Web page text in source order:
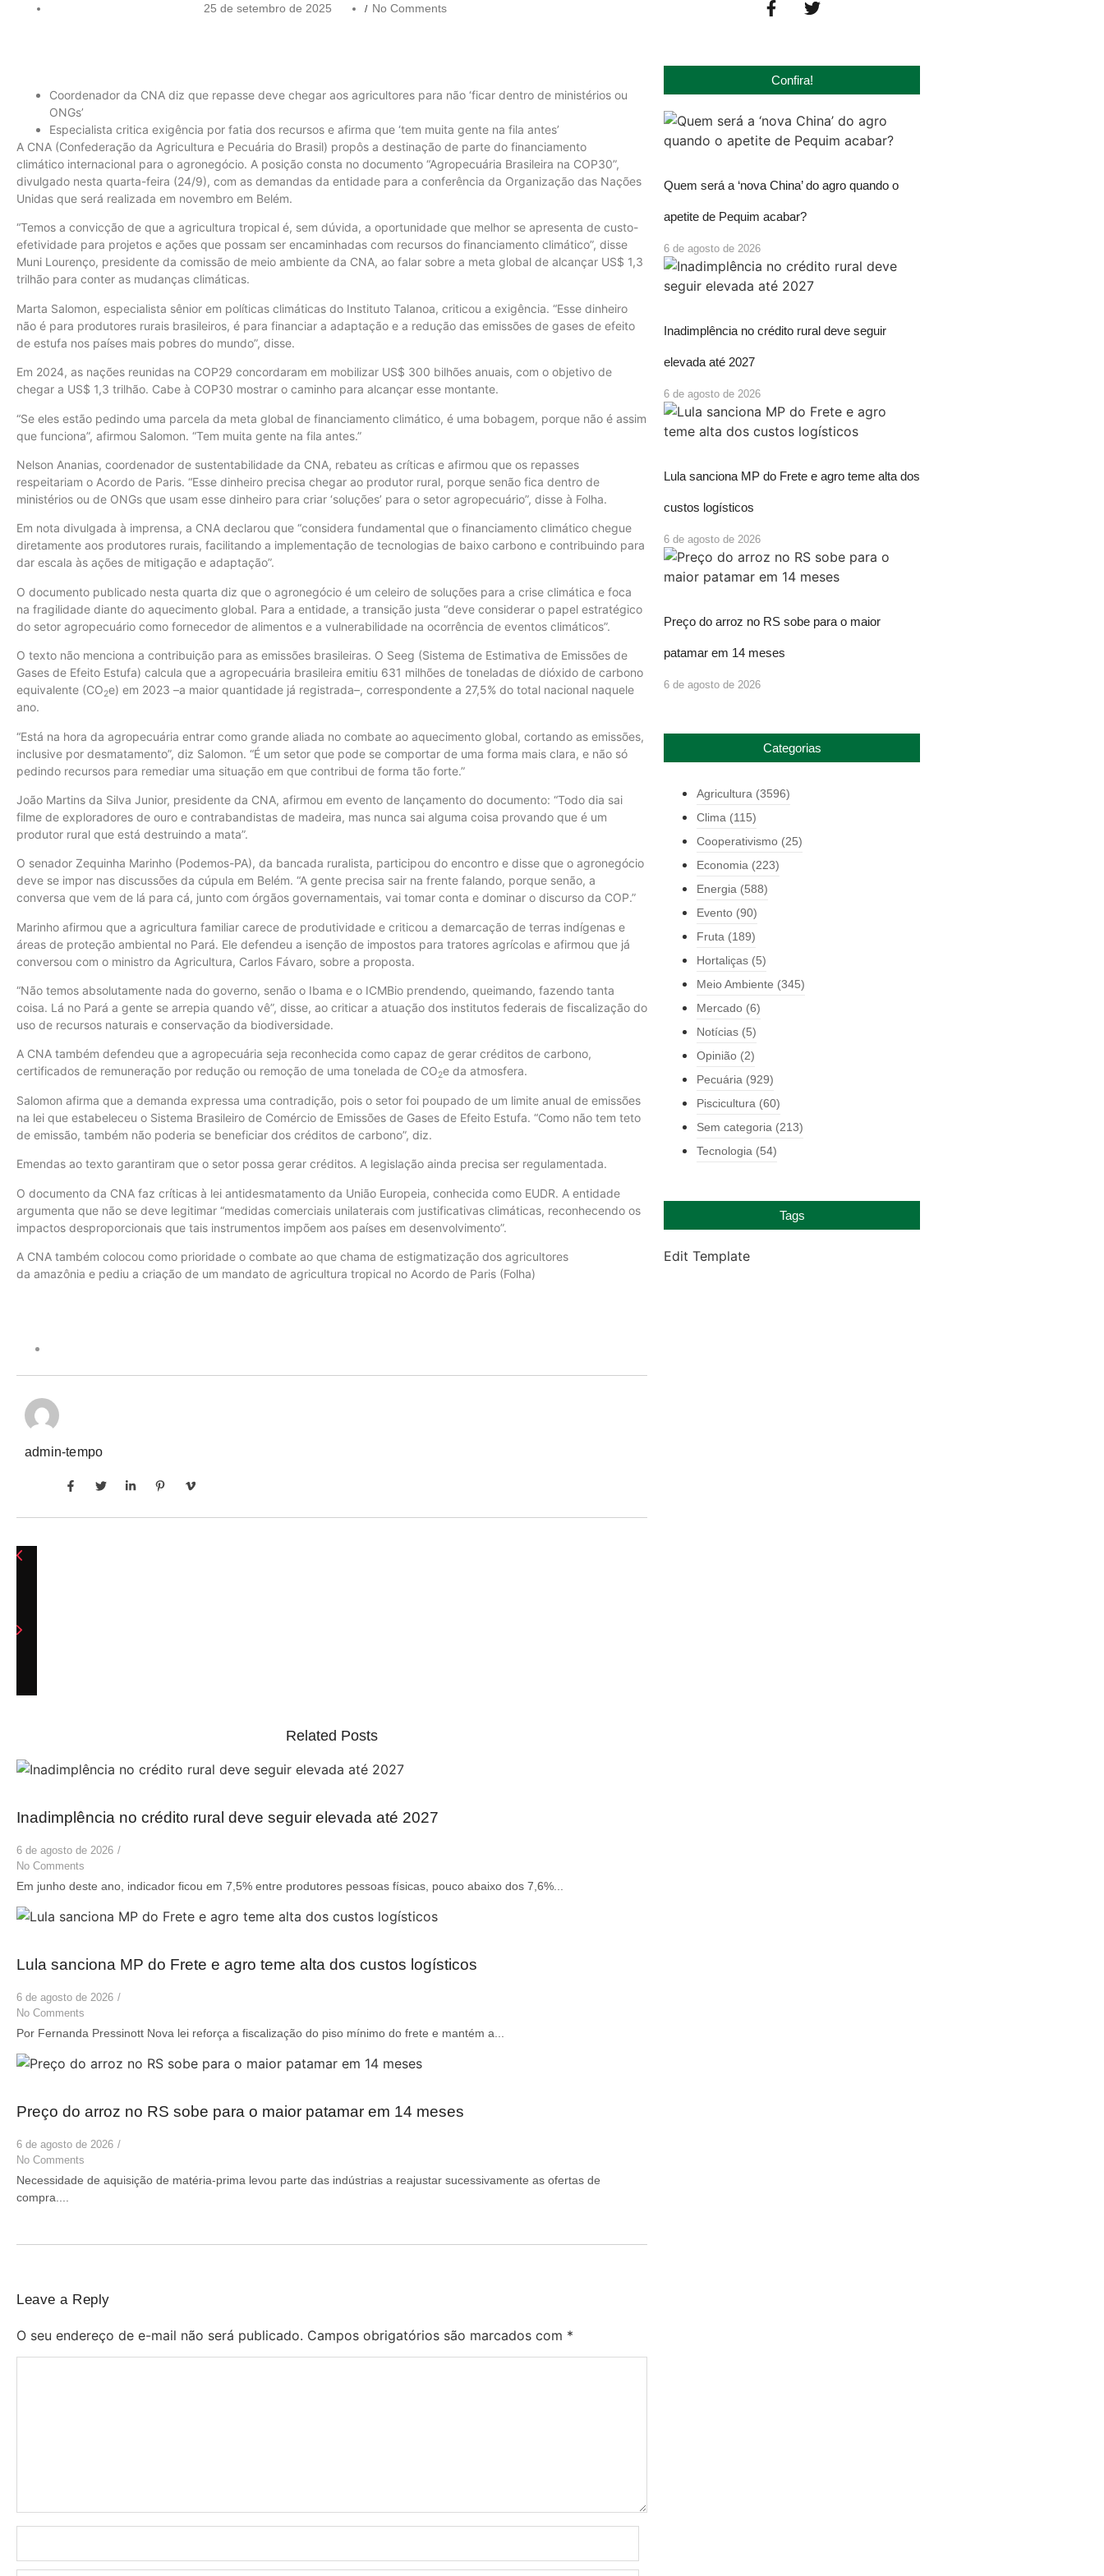
25 de setembro de 2025 / No Comments
Coordenador da CNA diz que repasse deve chegar aos agricultores para não ‘ficar dentro de ministérios ou
ONGs’
Especialista critica exigência por fatia dos recursos e afirma que ‘tem muita gente na fila antes’
A CNA (Confederação da Agricultura e Pecuária do Brasil) propôs a destinação de parte do financiamento
climático internacional para o agronegócio. A posição consta no documento “Agropecuária Brasileira na COP30”,
divulgado nesta quarta-feira (24/9), com as demandas da entidade para a conferência da Organização das Nações
Unidas que será realizada em novembro em Belém.
“Temos a convicção de que a agricultura tropical é, sem dúvida, a oportunidade que melhor se apresenta de custo-
efetividade para projetos e ações que possam ser encaminhadas com recursos do financiamento climático”, disse
Muni Lourenço, presidente da comissão de meio ambiente da CNA, ao falar sobre a meta global de alcançar US$ 1,3
trilhão para conter as mudanças climáticas.
Marta Salomon, especialista sênior em políticas climáticas do Instituto Talanoa, criticou a exigência. “Esse dinheiro
não é para produtores rurais brasileiros, é para financiar a adaptação e a redução das emissões de gases de efeito
de estufa nos países mais pobres do mundo”, disse.
Em 2024, as nações reunidas na COP29 concordaram em mobilizar US$ 300 bilhões anuais, com o objetivo de
chegar a US$ 1,3 trilhão. Cabe à COP30 mostrar o caminho para alcançar esse montante.
“Se eles estão pedindo uma parcela da meta global de financiamento climático, é uma bobagem, porque não é assim
que funciona”, afirmou Salomon. “Tem muita gente na fila antes.”
Nelson Ananias, coordenador de sustentabilidade da CNA, rebateu as críticas e afirmou que os repasses
respeitariam o Acordo de Paris. “Esse dinheiro precisa chegar ao produtor rural, porque senão fica dentro de
ministérios ou de ONGs que usam esse dinheiro para criar ‘soluções’ para o setor agropecuário”, disse à Folha.
Em nota divulgada à imprensa, a CNA declarou que “considera fundamental que o financiamento climático chegue
diretamente aos produtores rurais, facilitando a implementação de tecnologias de baixo carbono e contribuindo para
dar escala às ações de mitigação e adaptação”.
O documento publicado nesta quarta diz que o agronegócio é um celeiro de soluções para a crise climática e foca
na fragilidade diante do aquecimento global. Para a entidade, a transição justa “deve considerar o papel estratégico
do setor agropecuário como fornecedor de alimentos e a vulnerabilidade na ocorrência de eventos climáticos”.
O texto não menciona a contribuição para as emissões brasileiras. O Seeg (Sistema de Estimativa de Emissões de
Gases de Efeito Estufa) calcula que a agropecuária brasileira emitiu 631 milhões de toneladas de dióxido de carbono
equivalente (CO2e) em 2023 –a maior quantidade já registrada–, correspondente a 27,5% do total nacional naquele
ano.
“Está na hora da agropecuária entrar como grande aliada no combate ao aquecimento global, cortando as emissões,
inclusive por desmatamento”, diz Salomon. “É um setor que pode se comportar de uma forma mais clara, e não só
pedindo recursos para remediar uma situação em que contribui de forma tão forte.”
João Martins da Silva Junior, presidente da CNA, afirmou em evento de lançamento do documento: “Todo dia sai
filme de exploradores de ouro e contrabandistas de madeira, mas nunca sai alguma coisa provando que é um
produtor rural que está destruindo a mata”.
O senador Zequinha Marinho (Podemos-PA), da bancada ruralista, participou do encontro e disse que o agronegócio
deve se impor nas discussões da cúpula em Belém. “A gente precisa sair na frente falando, porque senão, a
conversa que vem de lá para cá, junto com órgãos governamentais, vai tomar conta e dominar o discurso da COP.”
Marinho afirmou que a agricultura familiar carece de produtividade e criticou a demarcação de terras indígenas e
áreas de proteção ambiental no Pará. Ele defendeu a isenção de impostos para tratores agrícolas e afirmou que já
conversou com o ministro da Agricultura, Carlos Fávaro, sobre a proposta.
“Não temos absolutamente nada do governo, senão o Ibama e o ICMBio prendendo, queimando, fazendo tanta
coisa. Lá no Pará a gente se arrepia quando vê”, disse, ao criticar a atuação dos institutos federais de fiscalização do
uso de recursos naturais e conservação da biodiversidade.
A CNA também defendeu que a agropecuária seja reconhecida como capaz de gerar créditos de carbono,
certificados de remuneração por redução ou remoção de uma tonelada de CO2e da atmosfera.
Salomon afirma que a demanda expressa uma contradição, pois o setor foi poupado de um limite anual de emissões
na lei que estabeleceu o Sistema Brasileiro de Comércio de Emissões de Gases de Efeito Estufa. “Como não tem teto
de emissão, também não poderia se beneficiar dos créditos de carbono”, diz.
Emendas ao texto garantiram que o setor possa gerar créditos. A legislação ainda precisa ser regulamentada.
O documento da CNA faz críticas à lei antidesmatamento da União Europeia, conhecida como EUDR. A entidade
argumenta que não se deve legitimar “medidas comerciais unilaterais com justificativas climáticas, reconhecendo os
impactos desproporcionais que tais instrumentos impõem aos países em desenvolvimento”.
A CNA também colocou como prioridade o combate ao que chama de estigmatização dos agricultores
da amazônia e pediu a criação de um mandato de agricultura tropical no Acordo de Paris (Folha)
admin-tempo
Related Posts
Inadimplência no crédito rural deve seguir elevada até 2027
6 de agosto de 2026 /
No Comments
Em junho deste ano, indicador ficou em 7,5% entre produtores pessoas físicas, pouco abaixo dos 7,6%...
Lula sanciona MP do Frete e agro teme alta dos custos logísticos
6 de agosto de 2026 /
No Comments
Por Fernanda Pressinott Nova lei reforça a fiscalização do piso mínimo do frete e mantém a...
Preço do arroz no RS sobe para o maior patamar em 14 meses
6 de agosto de 2026 /
No Comments
Necessidade de aquisição de matéria-prima levou parte das indústrias a reajustar sucessivamente as ofertas de
compra....
Leave a Reply
O seu endereço de e-mail não será publicado. Campos obrigatórios são marcados com *
Confira!
Quem será a ‘nova China’ do agro quando o
apetite de Pequim acabar?
6 de agosto de 2026
Inadimplência no crédito rural deve seguir
elevada até 2027
6 de agosto de 2026
Lula sanciona MP do Frete e agro teme alta dos
custos logísticos
6 de agosto de 2026
Preço do arroz no RS sobe para o maior
patamar em 14 meses
6 de agosto de 2026
Categorias
Agricultura (3596)
Clima (115)
Cooperativismo (25)
Economia (223)
Energia (588)
Evento (90)
Fruta (189)
Hortaliças (5)
Meio Ambiente (345)
Mercado (6)
Notícias (5)
Opinião (2)
Pecuária (929)
Piscicultura (60)
Sem categoria (213)
Tecnologia (54)
Tags
Edit Template